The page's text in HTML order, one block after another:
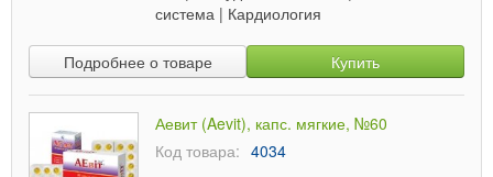
система | Кардиология
Подробнее о товаре Купить
Аевит (Aevit), капс. мягкие, №60
Код товара: 4034